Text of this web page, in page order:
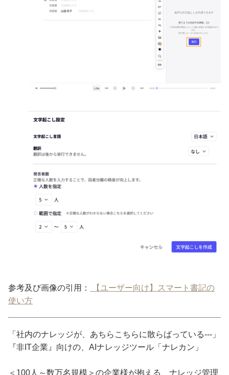
参考及び画像の引用：
【ユーザー向け】スマート書記の
使い方
「社内のナレッジが、あちらこちらに散らばっている---」
『非IT企業』向けの、AIナレッジツール「ナレカン」
＜100人～数万名規模＞の企業様が抱える、ナレッジ管理